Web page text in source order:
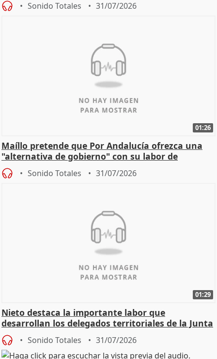
Sonido Totales 31/07/2026
01:26
Maíllo pretende que Por Andalucía ofrezca una
"alternativa de gobierno" con su labor de
oposición
Sonido Totales 31/07/2026
01:29
Nieto destaca la importante labor que
desarrollan los delegados territoriales de la Junta
Sonido Totales 31/07/2026